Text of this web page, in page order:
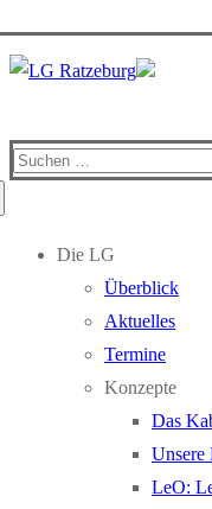
Suchen
Die LG
Überblick
Aktuelles
Termine
Konzepte
Das
Unsere
LeO: